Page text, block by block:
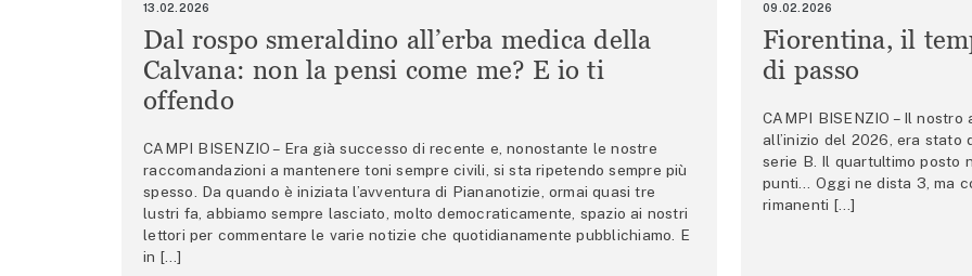
13.02.2026
Dal rospo smeraldino all’erba medica della
Calvana: non la pensi come me? E io ti
offendo
CAMPI BISENZIO – Era già successo di recente e, nonostante le nostre
raccomandazioni a mantenere toni sempre civili, si sta ripetendo sempre più
spesso. Da quando è iniziata l’avventura di Piananotizie, ormai quasi tre
lustri fa, abbiamo sempre lasciato, molto democraticamente, spazio ai nostri
lettori per commentare le varie notizie che quotidianamente pubblichiamo. E
in […]
09.02.2026
Fiorentina, il
di passo
CAMPI BISENZIO – Il
all’inizio del 2026, era stato
serie B. Il quartultimo posto
punti… Oggi ne dista 3, ma
rimanenti […]